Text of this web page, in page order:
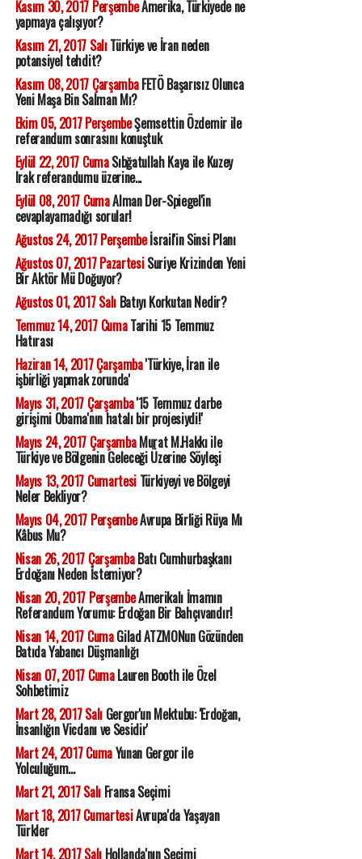
Kasım 30, 2017 PerşembeAmerika, Türkiyede ne
yapmaya çalışıyor?
Kasım 21, 2017 SalıTürkiye ve İran neden
potansiyel tehdit?
Kasım 08, 2017 ÇarşambaFETÖ Başarısız Olunca
Yeni Maşa Bin Salman Mı?
Ekim 05, 2017 PerşembeŞemsettin Özdemir ile
referandum sonrasını konuştuk
Eylül 22, 2017 CumaSıbğatullah Kaya ile Kuzey
Irak referandumu üzerine...
Eylül 08, 2017 CumaAlman Der-Spiegel'in
cevaplayamadığı sorular!
Ağustos 24, 2017 Perşembeİsrail'in Sinsi Planı
Ağustos 07, 2017 PazartesiSuriye Krizinden Yeni
Bir Aktör Mü Doğuyor?
Ağustos 01, 2017 SalıBatıyı Korkutan Nedir?
Temmuz 14, 2017 CumaTarihi 15 Temmuz
Hatırası
Haziran 14, 2017 Çarşamba'Türkiye, İran ile
işbirliği yapmak zorunda'
Mayıs 31, 2017 Çarşamba'15 Temmuz darbe
girişimi Obama'nın hatalı bir projesiydi!'
Mayıs 24, 2017 ÇarşambaMurat M.Hakkı ile
Türkiye ve Bölgenin Geleceği Üzerine Söyleşi
Mayıs 13, 2017 CumartesiTürkiyeyi ve Bölgeyi
Neler Bekliyor?
Mayıs 04, 2017 PerşembeAvrupa Birliği Rüya Mı
Kâbus Mu?
Nisan 26, 2017 ÇarşambaBatı Cumhurbaşkanı
Erdoğanı Neden İstemiyor?
Nisan 20, 2017 PerşembeAmerikalı İmamın
Referandum Yorumu: Erdoğan Bir Bahçıvandır!
Nisan 14, 2017 CumaGilad ATZMONun Gözünden
Batıda Yabancı Düşmanlığı
Nisan 07, 2017 CumaLauren Booth ile Özel
Sohbetimiz
Mart 28, 2017 SalıGergor'un Mektubu: 'Erdoğan,
İnsanlığın Vicdanı ve Sesidir'
Mart 24, 2017 CumaYunan Gergor ile
Yolculuğum...
Mart 21, 2017 SalıFransa Seçimi
Mart 18, 2017 CumartesiAvrupa'da Yaşayan
Türkler
Mart 14, 2017 SalıHollanda'nın Seçimi